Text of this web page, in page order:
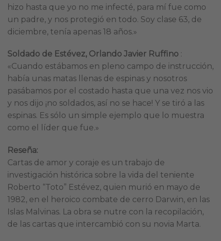
hizo hasta que yo no me infecté, para mí fue como
un padre, y nos protegió en todo. Soy clase 63, de
diciembre, tenía apenas 18 años.»
Soldado de Estévez, Orlando Javier Ruffino :
«Cuando estábamos en pleno campo de instrucción,
había unas matas llenas de espinas y nosotros
pasábamos por el costado hasta que una vez nos vio
y nos dijo ¡no soldados, así no se hace! Y se tiró a las
espinas. Es sólo un simple ejemplo que lo muestra
como el líder que fue.»
Reseña:
Cartas de amor y coraje es un trabajo de
investigación histórica sobre la vida del teniente
Roberto “Toto” Estévez, quien murió en mayo de
1982, en el heroico combate de cerro Darwin, en las
Islas Malvinas. La obra se nutre con la recopilación,
de las cartas que intercambió con su novia Marta.